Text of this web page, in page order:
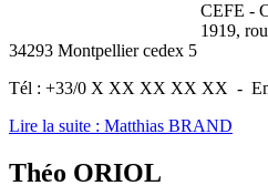
CEFE -
1919,
34293 Montpellier cedex 5
Tél : +33/0 X XX XX XX XX -
Lire la suite : Matthias BRAND
Théo ORIOL